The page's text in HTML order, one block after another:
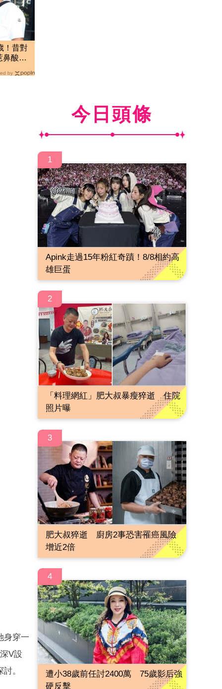
！昔對
鼻酸：
by
身穿一
深V設
討。
今日頭條
1
Apink走過15年粉紅奇蹟！8/8相約高
雄巨蛋
2
「料理網紅」肥大叔暴瘦猝逝 住院
照片曝
3
肥大叔猝逝 廚房2事恐害罹癌風險
增近2倍
4
遭小38歲前任討2400萬 75歲影后強
硬反擊